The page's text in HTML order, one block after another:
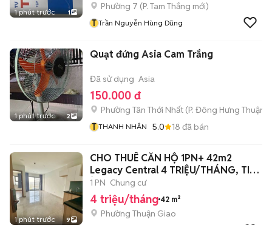
1 phút trước 1
Phường 7 (P. Tam Thắng mới)
T Trần Nguyễn Hùng Dũng
1 phút trước 2
Quạt đứng Asia Cam Trắng
Đã sử dụng Asia
150.000 đ
Phường Tân Thới Nhất (P. Đông Hưng Thuận
T THANH NHÂN 5.0 18 đã bán
1 phút trước 9
CHO THUÊ CĂN HỘ 1PN+ 42m2
Legacy Central 4 TRIỆU/THÁNG, TIỆN
ÍCH FREE
1 PN Chung cư
4 triệu/tháng 42 m²
Phường Thuận Giao